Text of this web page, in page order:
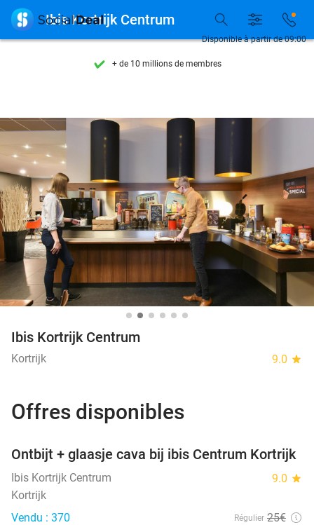
Disponible 7 jours par semaine
+ de 10 millions de membres
Disponible 7 jours par semaine
+ de 10 millions de membres
Disponible à partir de 09:00
 Ibis Kortrijk Centrum
Ibis Kortrijk Centrum
Kortrijk 9.0 star
Offres disponibles
Ontbijt + glaasje cava bij ibis Centrum Kortrijk
Ibis Kortrijk Centrum 9.0 star
Kortrijk
Vendu : 370
Régulier 25€